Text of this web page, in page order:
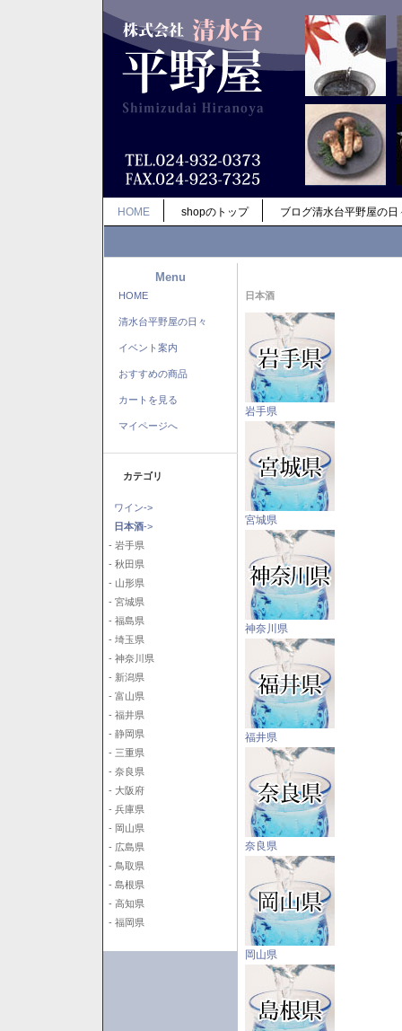
HOME shopのトップ ブログ清水台平野屋の日
Menu
HOME
清水台平野屋の日々
イベント案内
おすすめの商品
カートを見る
マイページへ
カテゴリ
ワイン->
日本酒->
- 岩手県
- 秋田県
- 山形県
- 宮城県
- 福島県
- 埼玉県
- 神奈川県
- 新潟県
- 富山県
- 福井県
- 静岡県
- 三重県
- 奈良県
- 大阪府
- 兵庫県
- 岡山県
- 広島県
- 鳥取県
- 島根県
- 高知県
- 福岡県
日本酒
岩手県
宮城県
神奈川県
福井県
奈良県
岡山県